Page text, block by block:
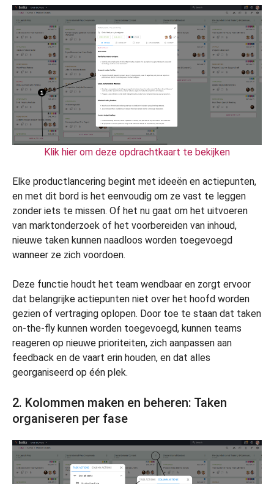
Klik hier om deze opdrachtkaart te bekijken
Elke productlancering begint met ideeën en actiepunten,
en met dit bord is het eenvoudig om ze vast te leggen
zonder iets te missen. Of het nu gaat om het uitvoeren
van marktonderzoek of het voorbereiden van inhoud,
nieuwe taken kunnen naadloos worden toegevoegd
wanneer ze zich voordoen.
Deze functie houdt het team wendbaar en zorgt ervoor
dat belangrijke actiepunten niet over het hoofd worden
gezien of vertraging oplopen. Door toe te staan dat taken
on-the-fly kunnen worden toegevoegd, kunnen teams
reageren op nieuwe prioriteiten, zich aanpassen aan
feedback en de vaart erin houden, en dat alles
georganiseerd op één plek.
2. Kolommen maken en beheren: Taken
organiseren per fase